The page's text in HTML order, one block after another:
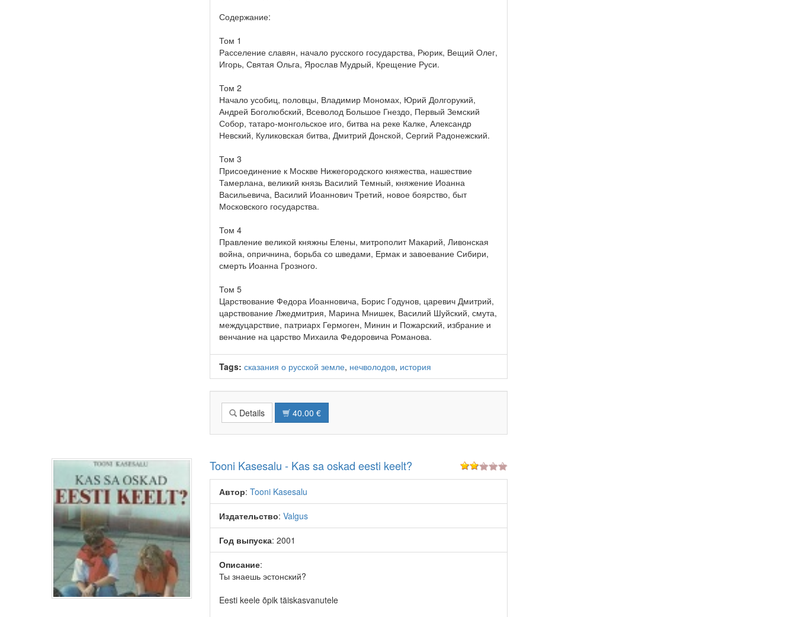
Содержание:
Том 1
Расселение славян, начало русского государства, Рюрик, Вещий Олег,
Игорь, Святая Ольга, Ярослав Мудрый, Крещение Руси.
Том 2
Начало усобиц, половцы, Владимир Мономах, Юрий Долгорукий,
Андрей Боголюбский, Всеволод Большое Гнездо, Первый Земский
Собор, татаро-монгольское иго, битва на реке Калке, Александр
Невский, Куликовская битва, Дмитрий Донской, Сергий Радонежский.
Том 3
Присоединение к Москве Нижегородского княжества, нашествие
Тамерлана, великий князь Василий Темный, княжение Иоанна
Васильевича, Василий Иоаннович Третий, новое боярство, быт
Московского государства.
Том 4
Правление великой княжны Елены, митрополит Макарий, Ливонская
война, опричнина, борьба со шведами, Ермак и завоевание Сибири,
смерть Иоанна Грозного.
Том 5
Царствование Федора Иоанновича, Борис Годунов, царевич Дмитрий,
царствование Лжедмитрия, Марина Мнишек, Василий Шуйский, смута,
междуцарствие, патриарх Гермоген, Минин и Пожарский, избрание и
венчание на царство Михаила Федоровича Романова.
Tags: сказания о русской земле, нечволодов, история
Details 40.00 €
Tooni Kasesalu - Kas sa oskad eesti keelt?
Автор: Tooni Kasesalu
Издательство: Valgus
Год выпуска: 2001
Описание:
Ты знаешь эстонский?
Eesti keele õpik täiskasvanutele